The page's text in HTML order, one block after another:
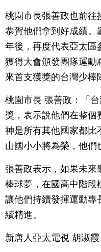
桃園市長張善政也前往
恭賀他們拿到好成績。
年後，再度代表亞太區
獲得大會頒發團隊運動
來首支獲獎的台灣少棒
桃園市長 張善政：「
獎，表示說他們在整
神是所有其他國家都比
山國小小將為榮，他們
張善政表示，如果未來
棒球夢，在國高中階段
讓他們持續發揮運動專
續精進。
新唐人亞太電視 胡淑